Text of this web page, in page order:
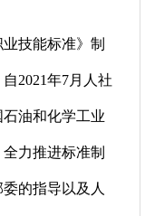
技能标准》制
2021年7月人社
油和化学工业
力推进标准制
的指导以及人